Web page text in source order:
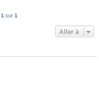
1 sur 1
Aller à